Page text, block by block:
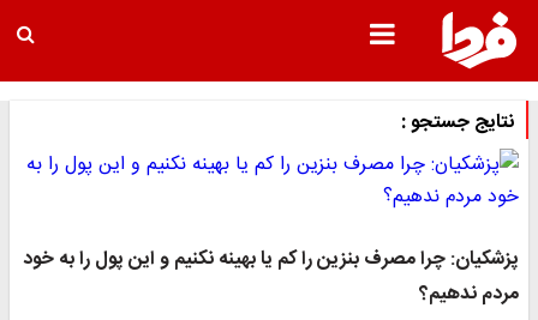
نتایج جستجو :
پزشکیان: چرا مصرف بنزین را کم یا بهینه نکنیم و این پول را به خود
مردم ندهیم؟